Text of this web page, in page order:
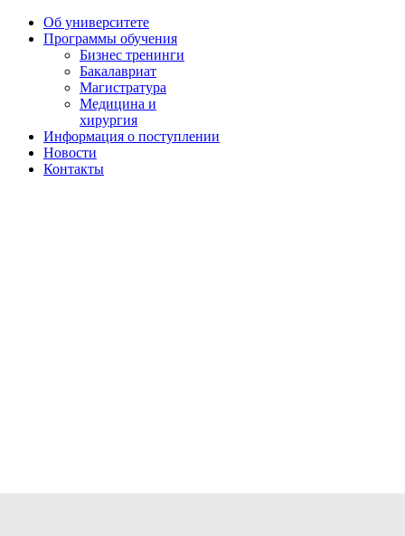
Об университете
Программы обучения
Бизнес тренинги
Бакалавриат
Магистратура
Медицина и
хирургия
Информация о поступлении
Новости
Контакты